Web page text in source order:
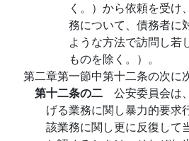
く。）から依頼を受
務について、債務者に
ような方法で訪問し若
ものを除く。）。
第二章第一節中第十二条の次に
第十二条の二 公安委員会は
げる業務に関し暴力的要求
該業務に関し更に反復して